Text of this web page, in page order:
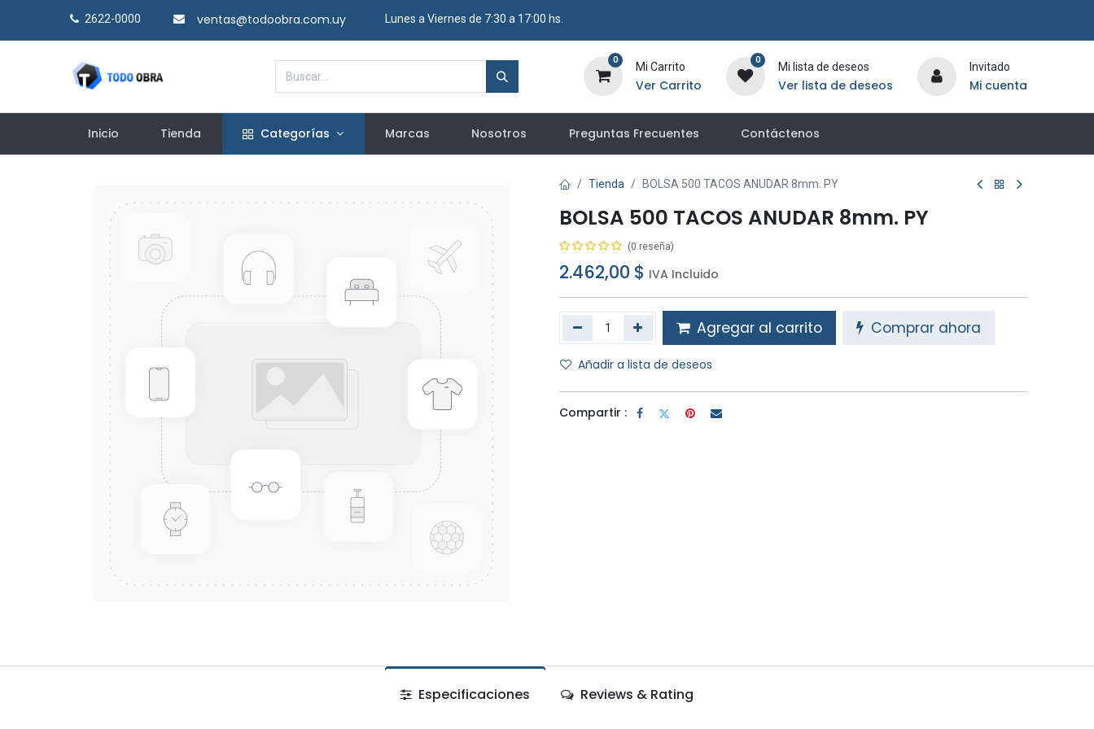
2622-0000​ ventas@todoobra.com.uy ​ Lunes a Viernes de 7:30 a 17:00 hs.
0
Mi Carrito
Ver Carrito
0
Mi lista de deseos
Ver lista de deseos
Invitado
Mi cuenta
Inicio Tienda Categorías Marcas Nosotros Preguntas Frecuentes Contáctenos
Tienda BOLSA 500 TACOS ANUDAR 8mm. PY
BOLSA 500 TACOS ANUDAR 8mm. PY
(0 reseña)
2.462,00 $ IVA Incluido
Agregar al carrito Comprar ahora
Añadir a lista de deseos
Compartir :
Especificaciones Reviews & Rating